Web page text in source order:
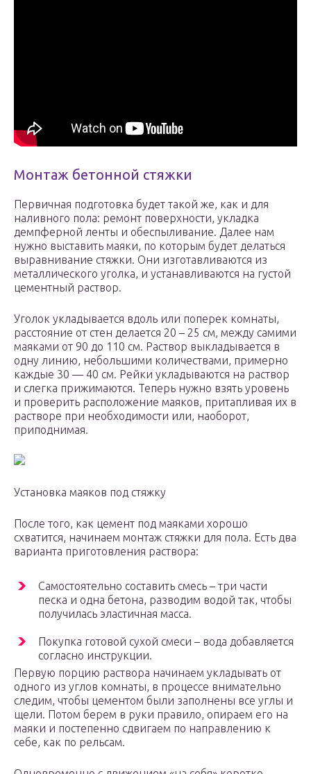
Монтаж бетонной стяжки
Первичная подготовка будет такой же, как и для
наливного пола: ремонт поверхности, укладка
демпферной ленты и обеспыливание. Далее нам
нужно выставить маяки, по которым будет делаться
выравнивание стяжки. Они изготавливаются из
металлического уголка, и устанавливаются на густой
цементный раствор.
Уголок укладывается вдоль или поперек комнаты,
расстояние от стен делается 20 – 25 см, между самими
маяками от 90 до 110 см. Раствор выкладывается в
одну линию, небольшими количествами, примерно
каждые 30 — 40 см. Рейки укладываются на раствор
и слегка прижимаются. Теперь нужно взять уровень
и проверить расположение маяков, притапливая их в
растворе при необходимости или, наоборот,
приподнимая.
Установка маяков под стяжку
После того, как цемент под маяками хорошо
схватится, начинаем монтаж стяжки для пола. Есть два
варианта приготовления раствора:
Самостоятельно составить смесь – три части
песка и одна бетона, разводим водой так, чтобы
получилась эластичная масса.
Покупка готовой сухой смеси – вода добавляется
согласно инструкции.
Первую порцию раствора начинаем укладывать от
одного из углов комнаты, в процессе внимательно
следим, чтобы цементом были заполнены все углы и
щели. Потом берем в руки правило, опираем его на
маяки и постепенно сдвигаем по направлению к
себе, как по рельсам.